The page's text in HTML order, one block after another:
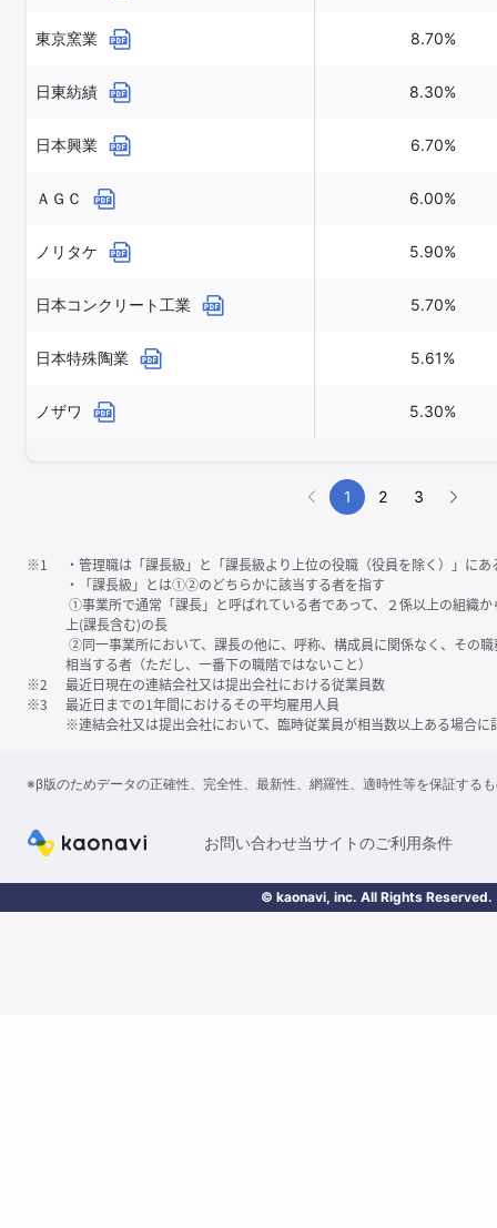
東京窯業 8.70%
日東紡績 8.30%
日本興業 6.70%
ＡＧＣ 6.00%
ノリタケ 5.90%
日本コンクリート工業 5.70%
日本特殊陶業 5.61%
ノザワ 5.30%
1 2 3
※1
・管理職は「課⻑級」と「課⻑級より上位の役職（役員を除く）」に
・「課⻑級」とは①②のどちらかに該当する者を指す
①事業所で通常「課⻑」と呼ばれている者であって、２係以上の組織
上(課⻑含む)の⻑
②同一事業所において、課⻑の他に、呼称、構成員に関係なく、その
相当する者（ただし、一番下の職階ではないこと）
※2
最近日現在の連結会社又は提出会社における従業員数
※3
最近日までの1年間におけるその平均雇用人員
※連結会社又は提出会社において、臨時従業員が相当数以上ある場合に
※β版のためデータの正確性、完全性、最新性、網羅性、適時性等を保証する
お問い合わせ当サイトのご利用条件
© kaonavi, inc. All Rights Reserved.